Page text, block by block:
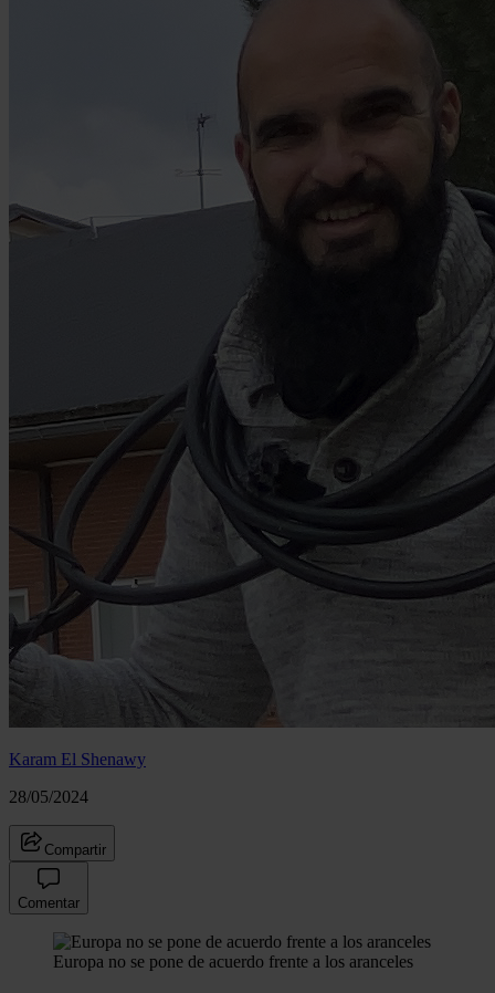
Karam El Shenawy
28/05/2024
Compartir
Comentar
Europa no se pone de acuerdo frente a los aranceles